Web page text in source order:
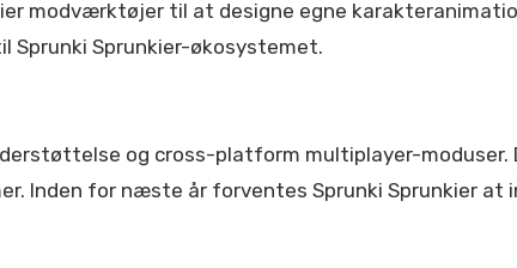
modværktøjer til at designe egne
Sprunkier-økosystemet.
og cross-platform multiplayer-moduser.
Inden for næste år forventes Sprunki Sprunkier at